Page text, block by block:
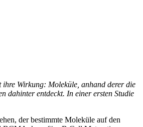
Wirkung: Moleküle, anhand derer die
dahinter entdeckt. In einer ersten Studie
der bestimmte Moleküle auf den